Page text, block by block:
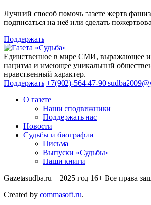
Лучший способ помочь газете жертв
подписаться на неё или сделать
Поддержать
Единственное в мире СМИ, выражающее
нацизма и имеющее уникальный
нравственный характер.
Поддержать +7(902)-564-47-90
О газете
Наши сподвижники
Поддержать нас
Новости
Судьбы и биографии
Письма
Выпуски «Судьбы»
Наши книги
Gazetasudba.ru – 2025 год 16+ Все права
Created by commasoft.ru.